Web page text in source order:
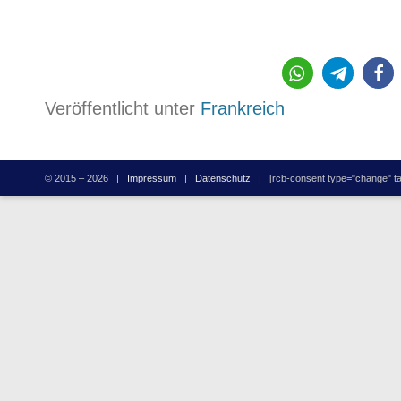
821
Veröffentlicht unter Frankreich
© 2015 – 2026 | Impressum | Datenschutz | [rcb-consent type="change"